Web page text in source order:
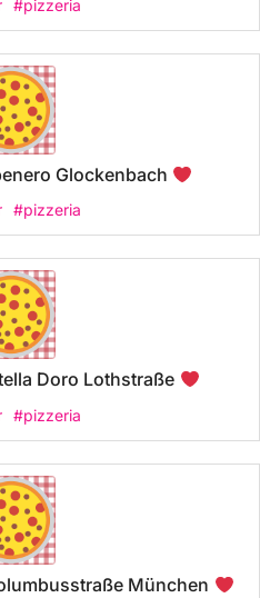
#pizzeria
Glockenbach
#pizzeria
Doro Lothstraße
#pizzeria
München